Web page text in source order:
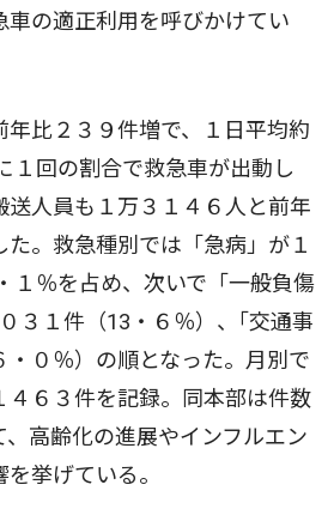
車の適正利用を呼びかけてい
比２３９件増で、１日平均約
１回の割合で救急車が出動し
送人員も１万３１４６人と前年
。救急種別では「急病」が１
１％を占め、次いで「一般負傷
３１件（13・６％）、｢交通事
０％）の順となった。月別で
４６３件を記録。同本部は件数
高齢化の進展やインフルエン
挙げている。